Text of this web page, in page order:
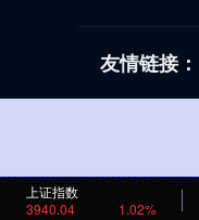
上证指数
3940.04
1.02%
友情链接：